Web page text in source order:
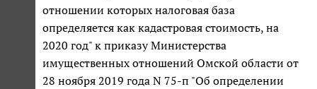
отношении которых налоговая база
определяется как кадастровая стоимость, на
2020 год" к приказу Министерства
имущественных отношений Омской области от
28 ноября 2019 года N 75-п "Об определении